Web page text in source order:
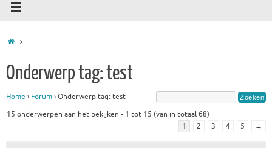
Home
Onderwerp tag: test
Home › Forum›Onderwerp tag: test
15 onderwerpen aan het bekijken - 1 tot 15 (van in totaal 68)
1
2 3 4 5 →